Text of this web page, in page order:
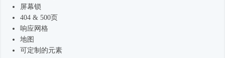
屏幕锁
404 & 500页
响应网格
地图
可定制的元素